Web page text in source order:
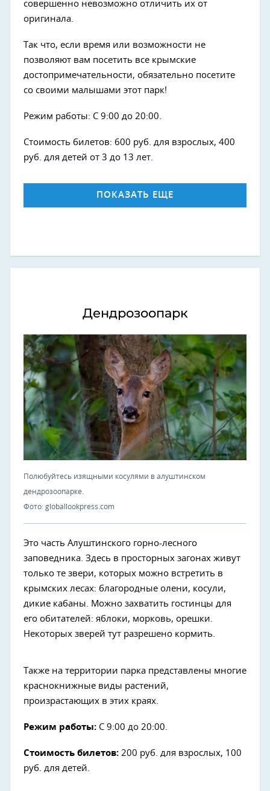
совершенно невозможно отличить их от
оригинала.
Так что, если время или возможности не
позволяют вам посетить все крымские
достопримечательности, обязательно посетите
со своими малышами этот парк!
Режим работы: С 9:00 до 20:00.
Стоимость билетов: 600 руб. для взрослых, 400
руб. для детей от 3 до 13 лет.
ПОКАЗАТЬ ЕЩЕ
Дендрозоопарк
Полюбуйтесь изящными косулями в алуштинском
дендрозоопарке.
Фото: globallookpress.com
Это часть Алуштинского горно-лесного
заповедника. Здесь в просторных загонах живут
только те звери, которых можно встретить в
крымских лесах: благородные олени, косули,
дикие кабаны. Можно захватить гостинцы для
его обитателей: яблоки, морковь, орешки.
Некоторых зверей тут разрешено кормить.
Также на территории парка представлены многие
краснокнижные виды растений,
произрастающих в этих краях.
Режим работы: С 9:00 до 20:00.
Стоимость билетов: 200 руб. для взрослых, 100
руб. для детей.